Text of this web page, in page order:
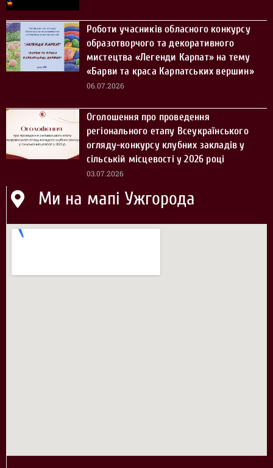
Роботи учасників обласного конкурсу
образотворчого та декоративного
мистецтва «Легенди Карпат» на тему
«Барви та краса Карпатських вершин»
06.07.2026
Оголошення про проведення
регіонального етапу Всеукраїнського
огляду-конкурсу клубних закладів у
сільській місцевості у 2026 році
03.07.2026
Ми на мапі Ужгорода